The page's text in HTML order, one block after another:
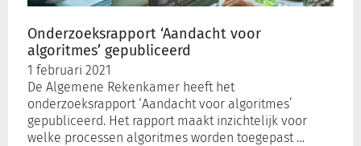
Onderzoeksrapport ‘Aandacht voor
algoritmes’ gepubliceerd
1 februari 2021
De Algemene Rekenkamer heeft het
onderzoeksrapport ‘Aandacht voor algoritmes’
gepubliceerd. Het rapport maakt inzichtelijk voor
welke processen algoritmes worden toegepast …